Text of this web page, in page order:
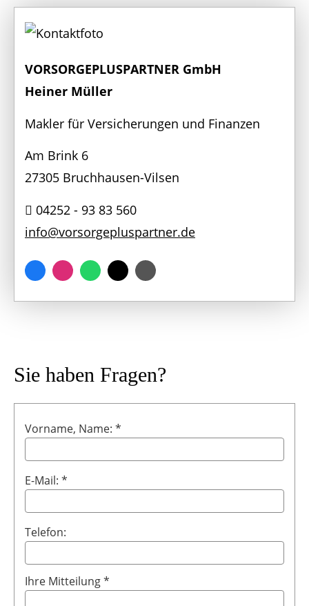
VORSORGEPLUSPARTNER GmbH
Heiner Müller
Makler für Versicherungen und Finanzen
Am Brink 6
27305 Bruchhausen-Vilsen
04252 - 93 83 560
info@vorsorgepluspartner.de
Sie haben Fragen?
Vorname, Name: *
E-Mail: *
Telefon:
Ihre Mitteilung *